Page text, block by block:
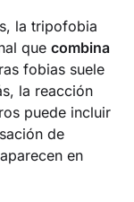
la tripofobia
quecombina
fobias suele
la reacción
puede incluir
de
en